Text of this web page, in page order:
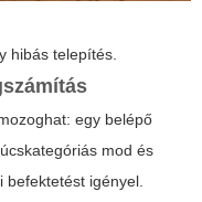
hibás telepítés.
egy belépő
mod és
befektetést igényel.